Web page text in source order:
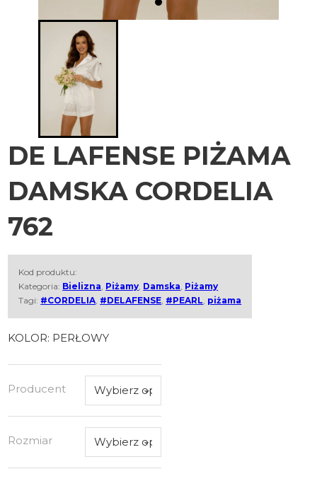
DE LAFENSE PIŻAMA
DAMSKA CORDELIA
762
Kod produktu:
Kategoria: Bielizna Piżamy Damska Piżamy
Tagi: #CORDELIA #DELAFENSE #PEARL piżama
KOLOR: PERŁOWY
Producent
Rozmiar